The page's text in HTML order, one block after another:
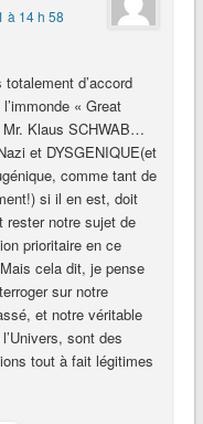
à 14 h 58
d’accord
« Great
Mr. Klaus SCHWAB…
et DYSGENIQUE(et
comme tant de
si il en est, doit
rester notre sujet de
prioritaire en ce
cela dit, je pense
sur notre
et notre véritable
sont des
tout à fait légitimes